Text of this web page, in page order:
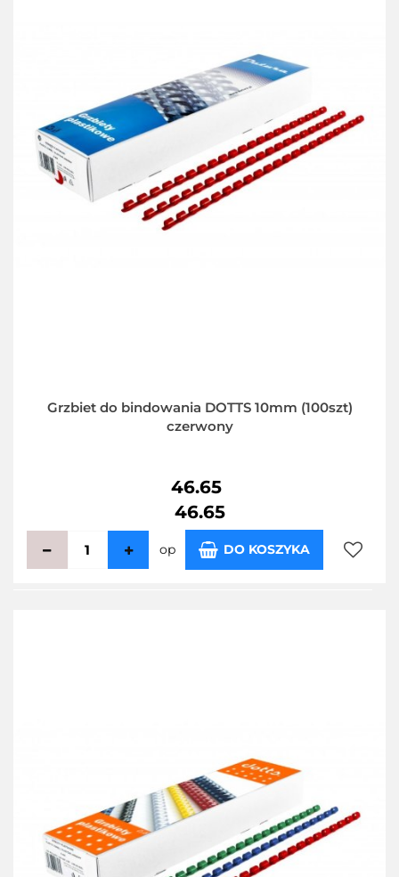
Grzbiet do bindowania DOTTS 10mm (100szt)
czerwony
46.65
46.65
op DO KOSZYKA